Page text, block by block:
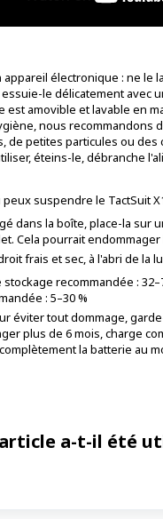
appareil électronique : ne le
le délicatement avec
est amovible et lavable en
nous recommandons
de petites particules ou
éteins-le, débranche
suspendre le TactSuit
dans la boîte, place-la sur
Cela pourrait
frais et sec, à l'abri de la
recommandée :
: 5–30 %
éviter tout dommage,
plus de 6 mois, charge
la batterie au
a-t-il été